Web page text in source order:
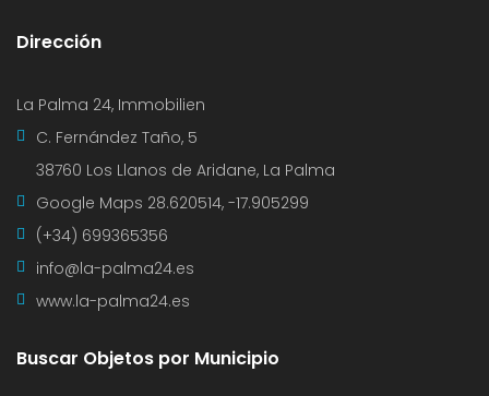
Dirección
La Palma 24, Immobilien
C. Fernández Taño, 5
38760 Los Llanos de Aridane, La Palma
Google Maps 28.620514, -17.905299
(+34) 699365356
info@la-palma24.es
www.la-palma24.es
Buscar Objetos por Municipio